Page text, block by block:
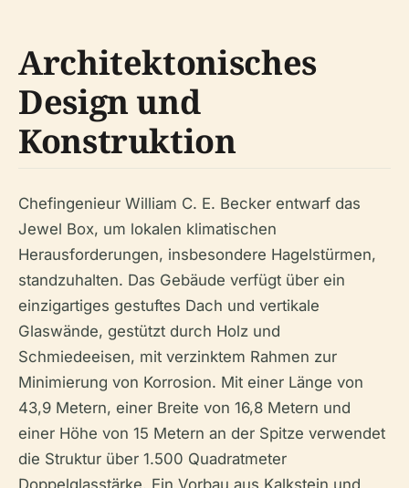
Architektonisches
Design und
Konstruktion
Chefingenieur William C. E. Becker entwarf das
Jewel Box, um lokalen klimatischen
Herausforderungen, insbesondere Hagelstürmen,
standzuhalten. Das Gebäude verfügt über ein
einzigartiges gestuftes Dach und vertikale
Glaswände, gestützt durch Holz und
Schmiedeeisen, mit verzinktem Rahmen zur
Minimierung von Korrosion. Mit einer Länge von
43,9 Metern, einer Breite von 16,8 Metern und
einer Höhe von 15 Metern an der Spitze verwendet
die Struktur über 1.500 Quadratmeter
Doppelglasstärke. Ein Vorbau aus Kalkstein und